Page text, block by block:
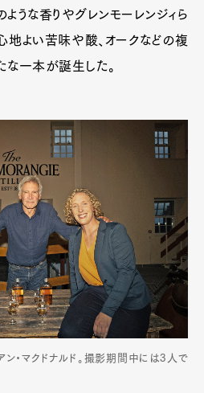
ような香りやグレンモーレンジィら
地よい苦味や酸、オークなどの複
一本が誕生した。
ン・マクドナルド。撮影期間中には3人で